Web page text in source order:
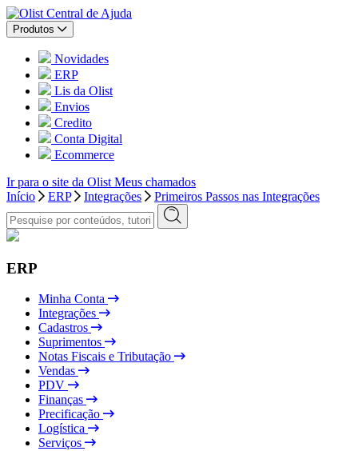
Central de Ajuda
Produtos
Novidades
ERP
Lis da Olist
Envios
Credito
Conta Digital
Ecommerce
Ir para o site da Olist Meus chamados
Início
ERP Integrações Primeiros Passos nas Integrações
ERP
Minha Conta
Integrações
Cadastros
Suprimentos
Notas Fiscais e Tributação
Vendas
PDV
Finanças
Precificação
Logística
Serviços